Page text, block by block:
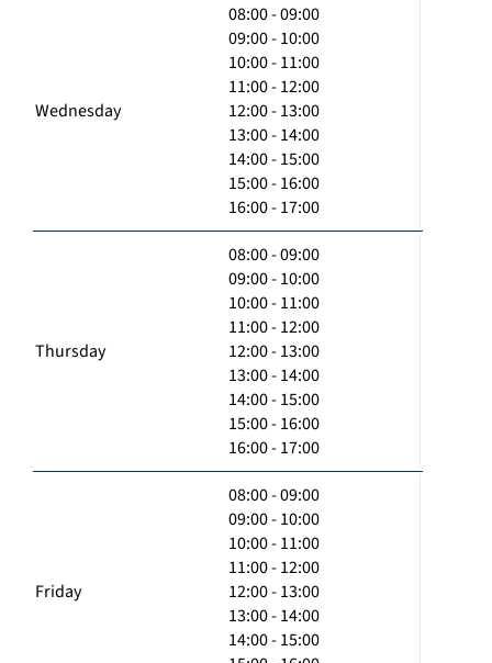
Wednesday
08:00 - 09:00
09:00 - 10:00
10:00 - 11:00
11:00 - 12:00
12:00 - 13:00
13:00 - 14:00
14:00 - 15:00
15:00 - 16:00
16:00 - 17:00
Thursday
08:00 - 09:00
09:00 - 10:00
10:00 - 11:00
11:00 - 12:00
12:00 - 13:00
13:00 - 14:00
14:00 - 15:00
15:00 - 16:00
16:00 - 17:00
Friday
08:00 - 09:00
09:00 - 10:00
10:00 - 11:00
11:00 - 12:00
12:00 - 13:00
13:00 - 14:00
14:00 - 15:00